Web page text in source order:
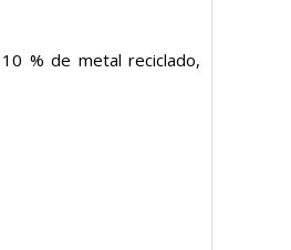
% de metal reciclado,